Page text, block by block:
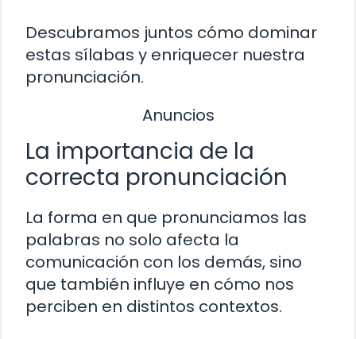
Descubramos juntos cómo dominar
estas sílabas y enriquecer nuestra
pronunciación.
Anuncios
La importancia de la
correcta pronunciación
La forma en que pronunciamos las
palabras no solo afecta la
comunicación con los demás, sino
que también influye en cómo nos
perciben en distintos contextos.